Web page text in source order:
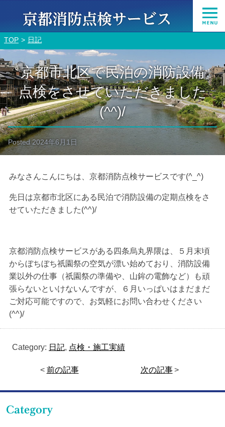
TOP 日記
京都市北区で民泊の消防設備
点検をさせていただきました
(^^)/
Posted2024年6月1日
みなさんこんにちは、京都消防点検サービスです(^_^)
先日は京都市北区にある民泊で消防設備の定期点検をさ
せていただきました(^^)/
京都消防点検サービスがある四条烏丸界隈は、５月末頃
からぼちぼち祇園祭の空気が漂い始めており、消防設備
業以外の仕事（祇園祭の準備や、山鉾の電飾など）も頑
張らないといけないんですが、６月いっぱいはまだまだ
ご対応可能ですので、お気軽にお問い合わせください
(^^)/
Category: 日記, 点検・施工実績
< 前の記事 次の記事 >